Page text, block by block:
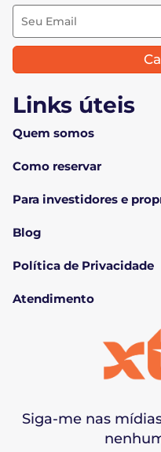
Siga-me nas
Links úteis
Quem somos
Como reservar
Para investidores e
Blog
Política de Privacidade
Atendimento